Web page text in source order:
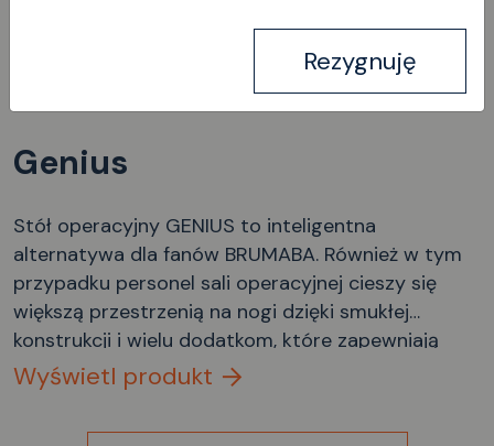
Genius
Stół operacyjny GENIUS to inteligentna
alternatywa dla fanów BRUMABA. Również w tym
przypadku personel sali operacyjnej cieszy się
większą przestrzenią na nogi dzięki smukłej
konstrukcji i wielu dodatkom, które zapewniają
idealną odległość operacyjną i koncentrację na
tym, co najważniejsze. Pacjenci już odczuwają
korzyści, gdy wchodzą głęboko i bez wysiłku, a
Wyświetl produkt
Rezygnuję